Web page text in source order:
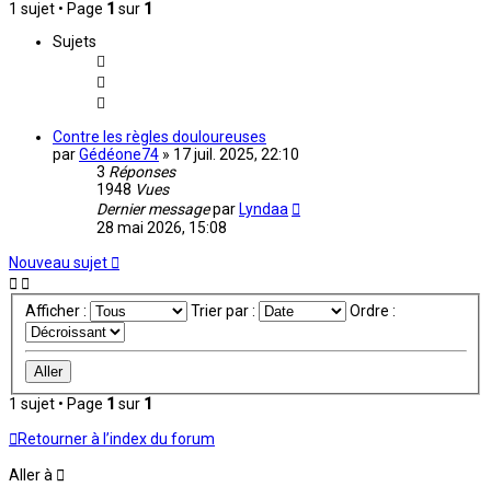
1 sujet • Page 1 sur 1
Sujets
Contre les règles douloureuses
parGédéone74 » 17 juil. 2025, 22:10
3 Réponses
1948 Vues
Dernier messagepar Lyndaa
28 mai 2026, 15:08
Nouveau sujet
Afficher : Trier par : Ordre :
1 sujet • Page 1 sur 1
Retourner à l’index du forum
Aller à